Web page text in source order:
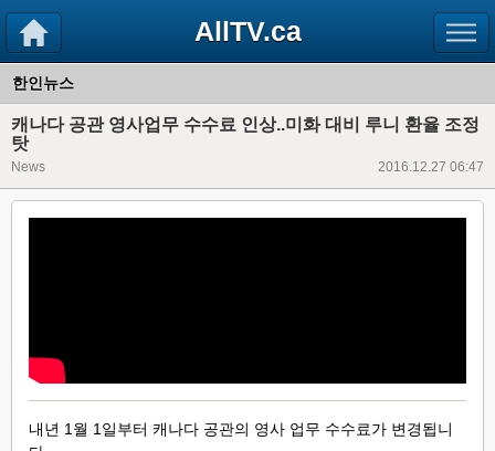
AllTV.ca
한인뉴스
캐나다 공관 영사업무 수수료 인상..미화 대비 루니 환율 조정
탓
News 2016.12.27 06:47
내년 1월 1일부터 캐나다 공관의 영사 업무 수수료가 변경됩니